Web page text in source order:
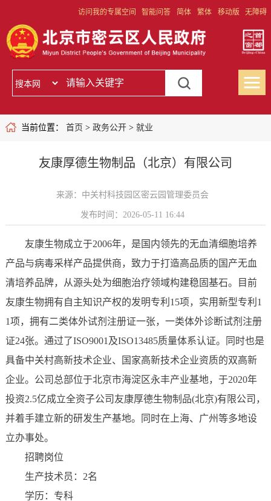
访问我的专属空间 智能问答 简体 繁体 移动版 无障碍
当前位置： 首页 > 政务公开> 就业
友康厚德生物制品（北京）有限公司
来源：中关村科技园区密云园管理委员会
发布时间：2026-05-11 16:44
友康生物成立于2006年，是国内领先的无血清细胞培养
产品与病毒采样产品提供商，致力于打造高品质的国产无血
清培养品牌，从源头处为细胞治疗领域构建稳固基石。目前
友康生物拥有自主知识产权的发明专利15项，实用新型专利1
1项，拥有二类体外试剂注册证一张，一类体外诊断试剂注册
证24张。通过了ISO9001及ISO13485质量体系认证。同时也是
具备中关村高新技术企业、国家高新技术企业资质的双高新
企业。公司总部位于北京市海淀区永丰产业基地，于2020年
投资2.5亿成立全资子公司友康厚德生物制品(北京)有限公司，
并着手建立新的研发生产基地。同时在上海、广州等多地设
立办事处。
招聘岗位
生产技术员：2名
学历：专科